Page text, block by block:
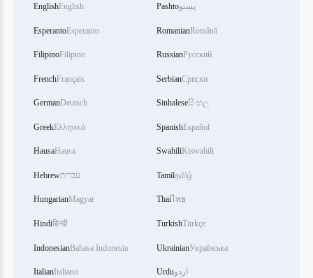
EnglishEnglish
EsperantoEsperanto
FilipinoFilipino
FrenchFrançais
GermanDeutsch
GreekΕλληνικά
HausaHausa
Hebrewעברית
HungarianMagyar
Hindiहिन्दी
IndonesianBahasa Indonesia
ItalianItaliano
Pashtoپښتو
RomanianRomână
RussianРусский
SerbianСрпски
Sinhaleseසිංහල
SpanishEspañol
SwahiliKiswahili
Tamilதமிழ்
Thaiไทย
TurkishTürkçe
UkrainianУкраїнська
Urduاردو